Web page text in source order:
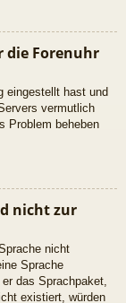
die Forenuhr
eingestellt hast und
vermutlich
Problem beheben
nicht zur
nicht
Sprache
das Sprachpaket,
existiert, würden